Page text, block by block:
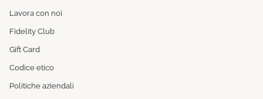
Lavora con noi
Fidelity Club
Gift Card
Codice etico
Politiche aziendali